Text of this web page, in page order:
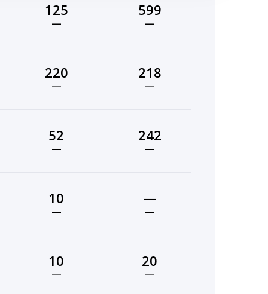
125
—
599
—
220
—
218
—
52
—
242
—
10
—
—
—
10
—
20
—